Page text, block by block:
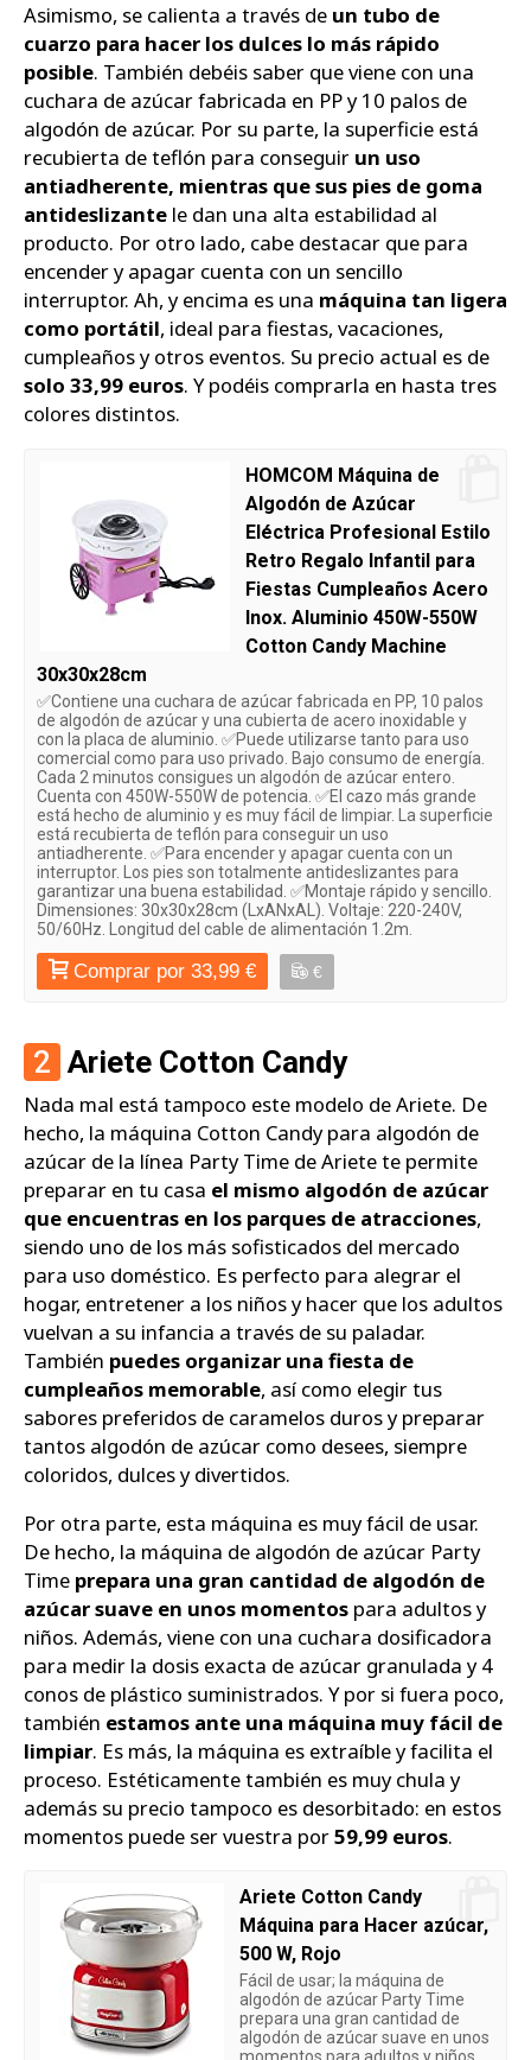
Asimismo, se calienta a través de un tubo de
cuarzo para hacer los dulces lo más rápido
posible. También debéis saber que viene con una
cuchara de azúcar fabricada en PP y 10 palos de
algodón de azúcar. Por su parte, la superficie está
recubierta de teflón para conseguir un uso
antiadherente, mientras que sus pies de goma
antideslizante le dan una alta estabilidad al
producto. Por otro lado, cabe destacar que para
encender y apagar cuenta con un sencillo
interruptor. Ah, y encima es una máquina tan ligera
como portátil, ideal para fiestas, vacaciones,
cumpleaños y otros eventos. Su precio actual es de
solo 33,99 euros. Y podéis comprarla en hasta tres
colores distintos.
HOMCOM Máquina de
Algodón de Azúcar
Eléctrica Profesional Estilo
Retro Regalo Infantil para
Fiestas Cumpleaños Acero
Inox. Aluminio 450W-550W
Cotton Candy Machine
30x30x28cm
✅Contiene una cuchara de azúcar fabricada en PP, 10 palos
de algodón de azúcar y una cubierta de acero inoxidable y
con la placa de aluminio. ✅Puede utilizarse tanto para uso
comercial como para uso privado. Bajo consumo de energía.
Cada 2 minutos consigues un algodón de azúcar entero.
Cuenta con 450W-550W de potencia. ✅El cazo más grande
está hecho de aluminio y es muy fácil de limpiar. La superficie
está recubierta de teflón para conseguir un uso
antiadherente. ✅Para encender y apagar cuenta con un
interruptor. Los pies son totalmente antideslizantes para
garantizar una buena estabilidad. ✅Montaje rápido y sencillo.
Dimensiones: 30x30x28cm (LxANxAL). Voltaje: 220-240V,
50/60Hz. Longitud del cable de alimentación 1.2m.
Comprar por 33,99 € €
2 Ariete Cotton Candy
Nada mal está tampoco este modelo de Ariete. De
hecho, la máquina Cotton Candy para algodón de
azúcar de la línea Party Time de Ariete te permite
preparar en tu casa el mismo algodón de azúcar
que encuentras en los parques de atracciones,
siendo uno de los más sofisticados del mercado
para uso doméstico. Es perfecto para alegrar el
hogar, entretener a los niños y hacer que los adultos
vuelvan a su infancia a través de su paladar.
También puedes organizar una fiesta de
cumpleaños memorable, así como elegir tus
sabores preferidos de caramelos duros y preparar
tantos algodón de azúcar como desees, siempre
coloridos, dulces y divertidos.
Por otra parte, esta máquina es muy fácil de usar.
De hecho, la máquina de algodón de azúcar Party
Time prepara una gran cantidad de algodón de
azúcar suave en unos momentos para adultos y
niños. Además, viene con una cuchara dosificadora
para medir la dosis exacta de azúcar granulada y 4
conos de plástico suministrados. Y por si fuera poco,
también estamos ante una máquina muy fácil de
limpiar. Es más, la máquina es extraíble y facilita el
proceso. Estéticamente también es muy chula y
además su precio tampoco es desorbitado: en estos
momentos puede ser vuestra por59,99 euros.
Ariete Cotton Candy
Máquina para Hacer azúcar,
500 W, Rojo
Fácil de usar; la máquina de
algodón de azúcar Party Time
prepara una gran cantidad de
algodón de azúcar suave en unos